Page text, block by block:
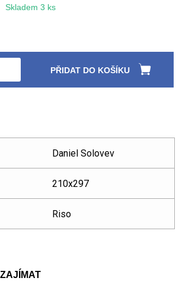
Skladem 3 ks
PŘIDAT DO KOŠÍKU
Daniel Solovev
210x297
Riso